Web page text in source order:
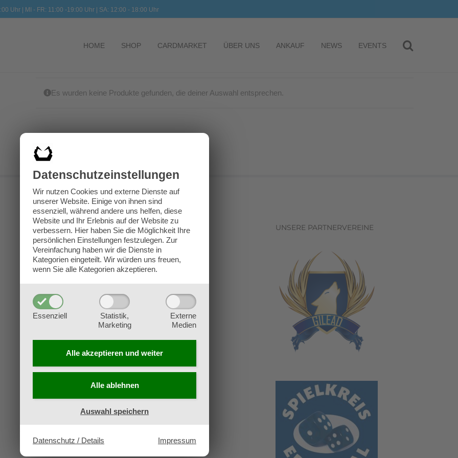
Datenschutz­einstellungen
Wir nutzen Cookies und externe Dienste auf
unserer Website. Einige von ihnen sind
essenziell, während andere uns helfen, diese
Website und Ihr Erlebnis auf der Website zu
verbessern. Hier haben Sie die Möglichkeit Ihre
persönlichen Einstellungen festzulegen. Zur
Vereinfachung haben wir die Dienste in
Kategorien eingeteilt. Wir würden uns freuen,
wenn Sie alle Kategorien akzeptieren.
Essenziell
Statistik,
Marketing
Externe
Medien
Alle akzeptieren und weiter
Alle ablehnen
Auswahl speichern
Datenschutz / Details Impressum
Uhr | MI - FR: 11:00 -19:00 Uhr | SA: 12:00 - 18:00 Uhr
HOME SHOP CARDMARKET ÜBER UNS ANKAUF NEWS EVENTS
Es wurden keine Produkte gefunden, die deiner Auswahl entsprechen.
Kontakt
Impressum
Datenschutz
Widerruf
UNSERE PARTNERVEREINE